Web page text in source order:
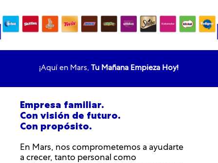
¡Aquí en Mars,Tu Mañana Empieza Hoy!
Empresa familiar.
Con visión de futuro.
Con propósito.
En Mars, nos comprometemos a ayudarte
a crecer, tanto personal como